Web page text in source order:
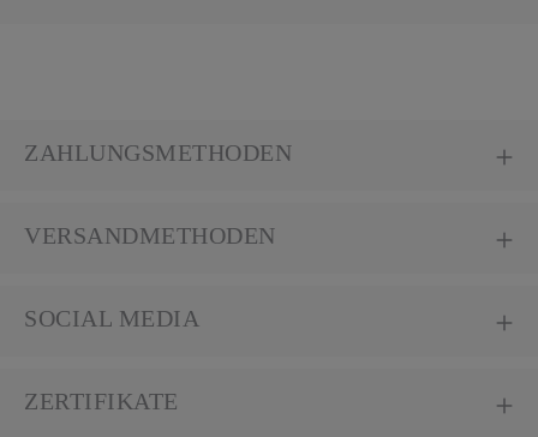
ZAHLUNGSMETHODEN
VERSANDMETHODEN
SOCIAL MEDIA
ZERTIFIKATE